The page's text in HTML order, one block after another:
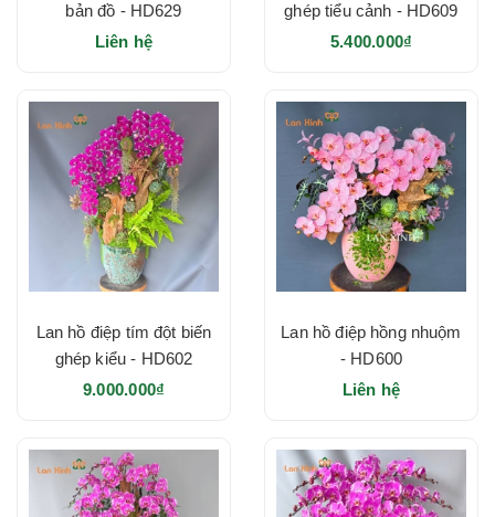
bản đồ - HD629
Liên hệ
ghép tiểu cảnh - HD609
5.400.000₫
Lan hồ điệp tím đột biến
ghép kiểu - HD602
9.000.000₫
Lan hồ điệp hồng nhuộm
- HD600
Liên hệ